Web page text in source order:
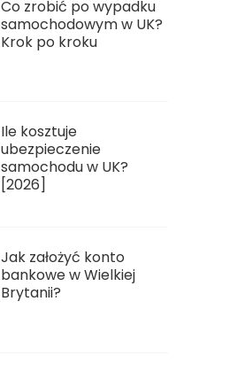
Co zrobić po wypadku
samochodowym w UK?
Krok po kroku
Ile kosztuje
ubezpieczenie
samochodu w UK?
[2026]
Jak założyć konto
bankowe w Wielkiej
Brytanii?